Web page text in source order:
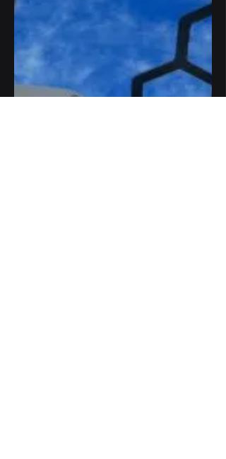
internationale LoRaWAN®-dekking biedt.
In tegenstelling tot individuele...